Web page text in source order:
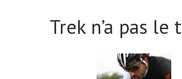
Trek n’a pas le